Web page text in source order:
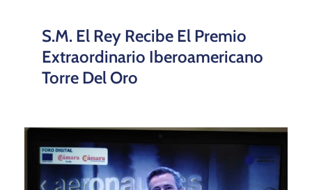
S.M. El Rey Recibe El Premio
Extraordinario Iberoamericano
Torre Del Oro